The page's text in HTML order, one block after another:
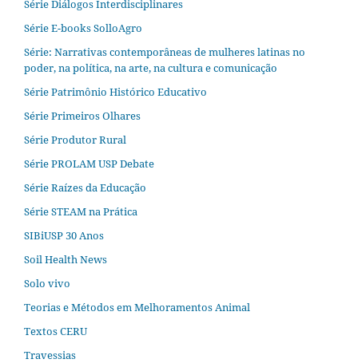
Série Diálogos Interdisciplinares
Série E-books SolloAgro
Série: Narrativas contemporâneas de mulheres latinas no
poder, na política, na arte, na cultura e comunicação
Série Patrimônio Histórico Educativo
Série Primeiros Olhares
Série Produtor Rural
Série PROLAM USP Debate
Série Raízes da Educação
Série STEAM na Prática
SIBiUSP 30 Anos
Soil Health News
Solo vivo
Teorias e Métodos em Melhoramentos Animal
Textos CERU
Travessias